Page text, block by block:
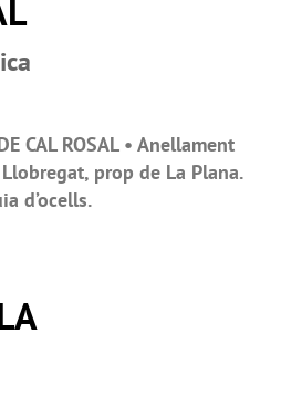
CAL ROSAL • Anellament
prop de La Plana.
d’ocells.